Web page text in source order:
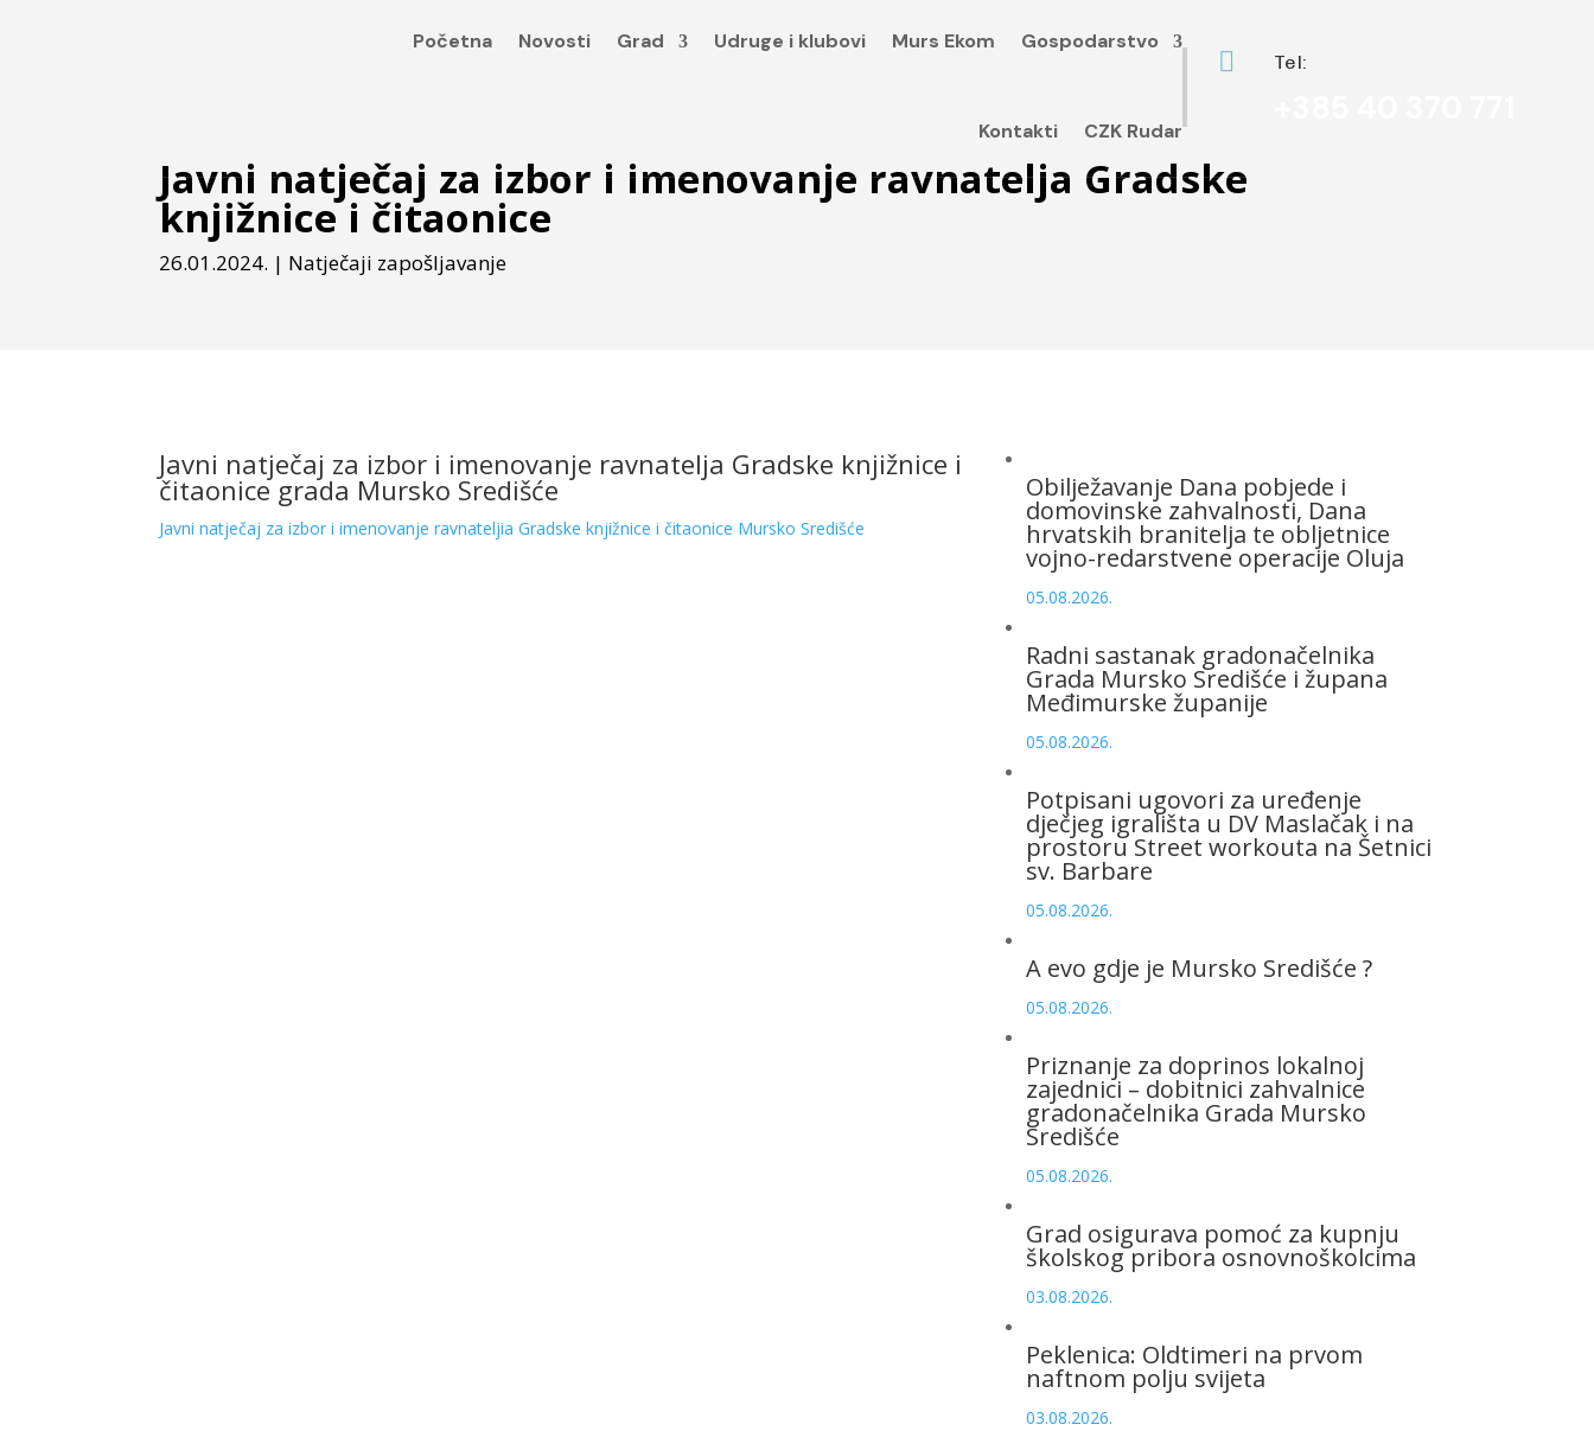
Početna Novosti Grad Udruge i klubovi Murs Ekom Gospodarstvo
Kontakti CZK Rudar
 Tel:
Javni natječaj za izbor i imenovanje ravnatelja Gradske
knjižnice i čitaonice
26.01.2024. | Natječaji zapošljavanje
Javni natječaj za izbor i imenovanje ravnatelja Gradske knjižnice i
čitaonice grada Mursko Središće
Javni natječaj za izbor i imenovanje ravnateljia Gradske knjižnice i čitaonice Mursko Središće
Obilježavanje Dana pobjede i
domovinske zahvalnosti, Dana
hrvatskih branitelja te obljetnice
vojno-redarstvene operacije Oluja
05.08.2026.
Radni sastanak gradonačelnika
Grada Mursko Središće i župana
Međimurske županije
05.08.2026.
Potpisani ugovori za uređenje
dječjeg igrališta u DV Maslačak i na
prostoru Street workouta na Šetnici
sv. Barbare
05.08.2026.
A evo gdje je Mursko Središće ?
05.08.2026.
Priznanje za doprinos lokalnoj
zajednici – dobitnici zahvalnice
gradonačelnika Grada Mursko
Središće
05.08.2026.
Grad osigurava pomoć za kupnju
školskog pribora osnovnoškolcima
03.08.2026.
Peklenica: Oldtimeri na prvom
naftnom polju svijeta
03.08.2026.